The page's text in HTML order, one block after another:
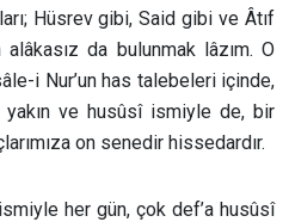
Hüsrev gibi, Said gibi ve Âtıf
da bulunmak lâzım. O
i Nur’un has talebeleri içinde,
yakın ve husûsî ismiyle de, bir
on senedir hissedardır.
her gün, çok def’a husûsî